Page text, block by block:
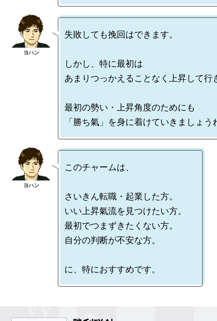
失敗しても挽回はできます。
しかし、特に最初は
あまりつっかえることなく上昇して行
最初の勢い・上昇角度のためにも
このチャームは、
さいきん転職・起業した方。
いい上昇氣流を見つけたい方。
最初でつまずきたくない方。
自分の判断が不安な方。